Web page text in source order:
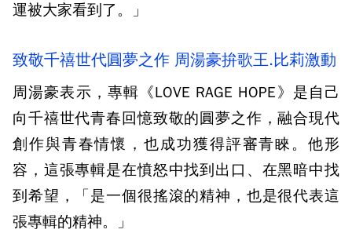
運被大家看到了。」
致敬千禧世代圓夢之作 周湯豪拚歌王.比莉激動
周湯豪表示，專輯《LOVE RAGE HOPE》是自己
向千禧世代青春回憶致敬的圓夢之作，融合現代
創作與青春情懷，也成功獲得評審青睞。他形
容，這張專輯是在憤怒中找到出口、在黑暗中找
到希望，「是一個很搖滾的精神，也是很代表這
張專輯的精神。」